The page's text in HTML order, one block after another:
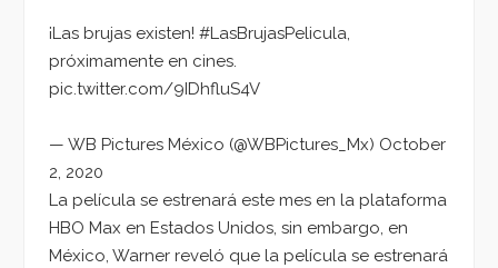
¡Las brujas existen! #LasBrujasPelicula,
próximamente en cines.
pic.twitter.com/9IDhfluS4V
— WB Pictures México (@WBPictures_Mx) October
2, 2020
La película se estrenará este mes en la plataforma
HBO Max en Estados Unidos, sin embargo, en
México, Warner reveló que la película se estrenará